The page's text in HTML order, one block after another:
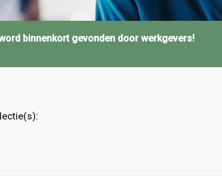
binnenkort gevonden door werkgevers!